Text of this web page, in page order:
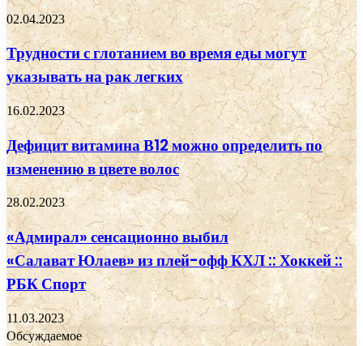
02.04.2023
Трудности с глотанием во время еды могут
указывать на рак легких
16.02.2023
Дефицит витамина В12 можно определить по
изменению в цвете волос
28.02.2023
«Адмирал» сенсационно выбил
«Салават Юлаев» из плей-офф КХЛ :: Хоккей ::
РБК Спорт
11.03.2023
Обсуждаемое